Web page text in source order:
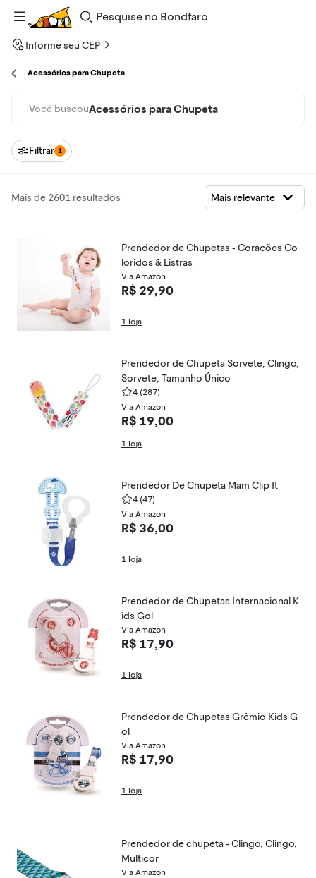
Pesquise
Bondfaro
Informe seu CEP
Acessórios para Chupeta
Você buscouAcessórios para Chupeta
Filtrar 1
Mais de 2601 resultados
Prendedor de Chupetas - Corações Co
loridos & Listras
Via Amazon
R$ 29,90
1 loja
Prendedor de Chupeta Sorvete, Clingo,
Sorvete, Tamanho Único
4 (287)
Via Amazon
R$ 19,00
1 loja
Prendedor De Chupeta Mam Clip It
4 (47)
Via Amazon
R$ 36,00
1 loja
Prendedor de Chupetas Internacional K
ids Gol
Via Amazon
R$ 17,90
1 loja
Prendedor de Chupetas Grêmio Kids G
ol
Via Amazon
R$ 17,90
1 loja
Prendedor de chupeta - Clingo, Clingo,
Multicor
Via Amazon